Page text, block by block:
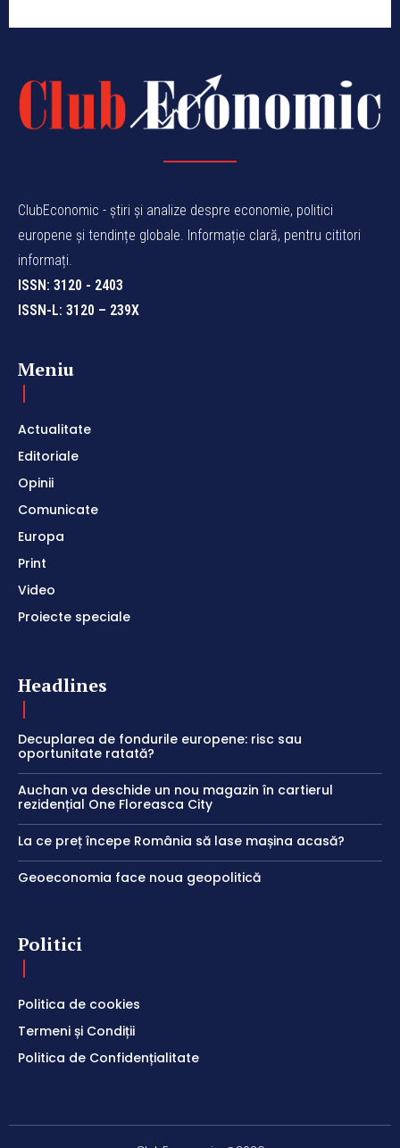
ClubEconomic - știri și analize despre economie, politici
europene și tendințe globale. Informație clară, pentru cititori
informați.
ISSN: 3120 - 2403
ISSN-L: 3120 – 239X
Meniu
Actualitate
Editoriale
Opinii
Comunicate
Europa
Print
Video
Proiecte speciale
Headlines
Decuplarea de fondurile europene: risc sau
oportunitate ratată?
Auchan va deschide un nou magazin în cartierul
rezidențial One Floreasca City
La ce preț începe România să lase mașina acasă?
Geoeconomia face noua geopolitică
Politici
Politica de cookies
Termeni și Condiții
Politica de Confidențialitate